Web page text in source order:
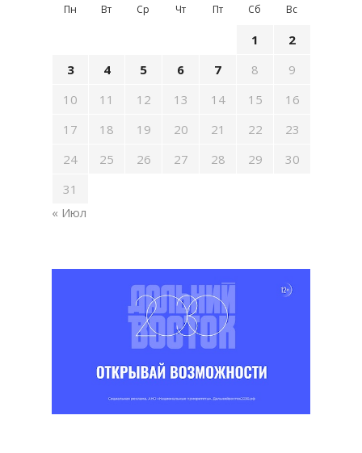
Пн Вт Ср Чт Пт Сб Вс
1
2
3
4 5 6 7 8
9
10
11 12 13 14 15
16
17
18 19 20 21 22
23
24
25 26 27 28 29
30
31
« Июл